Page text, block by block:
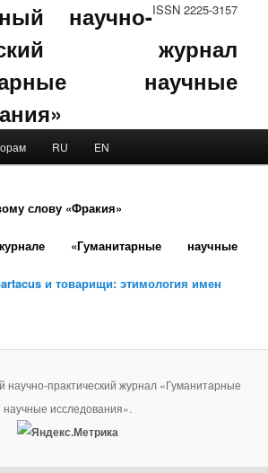
ISSN 2225-3157
научно-
журнал
научные
RU EN
слову «Фракия»
«Гуманитарные научные
и товарищи: этимология имен
практический журнал «Гуманитарные
научные исследования».